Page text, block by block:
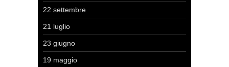
22 settembre
21 luglio
23 giugno
19 maggio